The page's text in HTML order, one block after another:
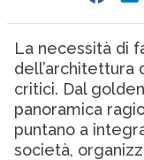
La necessità di
dell’architettura
critici. Dal
panoramica
puntano a
società,